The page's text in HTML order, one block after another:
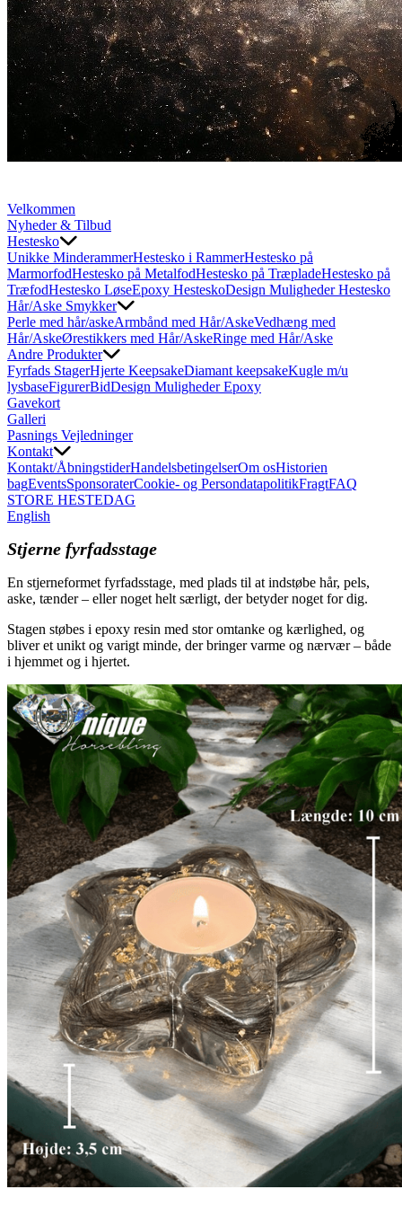
Velkommen
Nyheder & Tilbud
Hestesko
Unikke MinderammerHestesko i RammerHestesko på
MarmorfodHestesko på MetalfodHestesko på TræpladeHestesko på
TræfodHestesko LøseEpoxy HesteskoDesign Muligheder Hestesko
Hår/Aske Smykker
Perle med hår/askeArmbånd med Hår/AskeVedhæng med
Hår/AskeØrestikkers med Hår/AskeRinge med Hår/Aske
Andre Produkter
Fyrfads StagerHjerte KeepsakeDiamant keepsakeKugle m/u
lysbaseFigurerBidDesign Muligheder Epoxy
Gavekort
Galleri
Pasnings Vejledninger
Kontakt
Kontakt/ÅbningstiderHandelsbetingelserOm osHistorien
bagEventsSponsoraterCookie- og PersondatapolitikFragtFAQ
STORE HESTEDAG
English
Stjerne fyrfadsstage
En stjerneformet fyrfadsstage, med plads til at indstøbe hår, pels,
aske, tænder – eller noget helt særligt, der betyder noget for dig.
Stagen støbes i epoxy resin med stor omtanke og kærlighed, og
bliver et unikt og varigt minde, der bringer varme og nærvær – både
i hjemmet og i hjertet.